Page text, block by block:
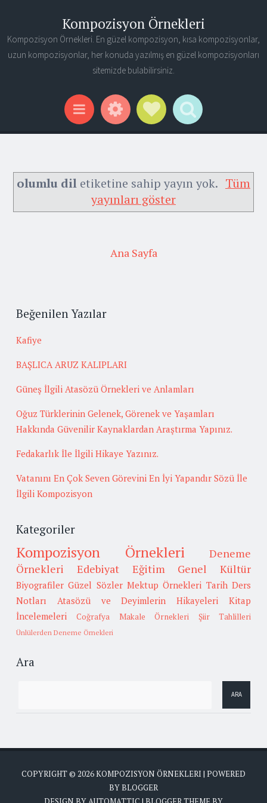
Kompozisyon Örnekleri
Kompozisyon Örnekleri. En güzel kompozisyon, kısa kompozisyonlar,
uzun kompozisyonlar, her konuda yazılmış en güzel kompozisyonları
sitemizde bulabilirsiniz.
Menu WidgetsSocial Links
Search
olumlu dil etiketine sahip yayın yok. Tüm
yayınları göster
Ana Sayfa
Beğenilen Yazılar
Kafiye
BAŞLICA ARUZ KALIPLARI
Güneş İlgili Atasözü Örnekleri ve Anlamları
Oğuz Türklerinin Gelenek, Görenek ve Yaşamları
Hakkında Güvenilir Kaynaklardan Araştırma Yapınız.
Fedakarlık İle İlgili Hikaye Yazınız.
Vatanını En Çok Seven Görevini En İyi Yapandır Sözü İle
İlgili Kompozisyon
Kategoriler
Kompozisyon Örnekleri
Deneme
Örnekleri
Edebiyat Eğitim Genel Kültür
Biyografiler Güzel Sözler Mektup Örnekleri Tarih Ders
Notları
Atasözü ve Deyimlerin Hikayeleri
Kitap
İncelemeleri
Coğrafya Makale Örnekleri Şiir Tahlilleri
Ünlülerden Deneme Örnekleri
Ara
COPYRIGHT © 2026KOMPOZISYON ÖRNEKLERI | POWERED
BYBLOGGER